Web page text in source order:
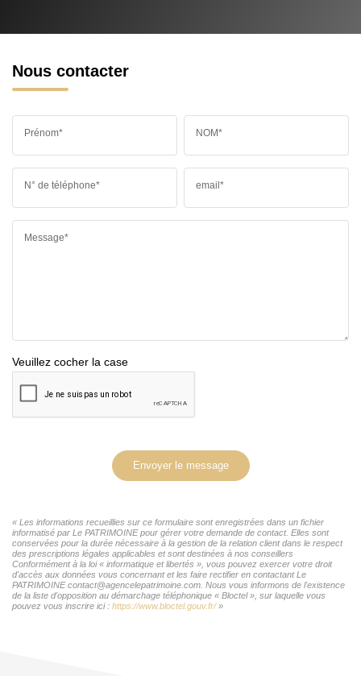
Nous contacter
Prénom* NOM*
N° de téléphone* email*
Message*
Veuillez cocher la case
Envoyer le message
« Les informations recueillies sur ce formulaire sont enregistrées dans un fichier
informatisé par Le PATRIMOINE pour gérer votre demande de contact. Elles sont
conservées pour la durée nécessaire à la gestion de la relation client dans le respect
des prescriptions légales applicables et sont destinées à nos conseillers
Conformément à la loi « informatique et libertés », vous pouvez exercer votre droit
d'accès aux données vous concernant et les faire rectifier en contactant Le
PATRIMOINE contact@agencelepatrimoine.com. Nous vous informons de l'existence
de la liste d'opposition au démarchage téléphonique « Bloctel », sur laquelle vous
pouvez vous inscrire ici : https://www.bloctel.gouv.fr/»